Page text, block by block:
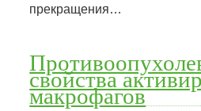
прекращения…
свойства
макрофагов